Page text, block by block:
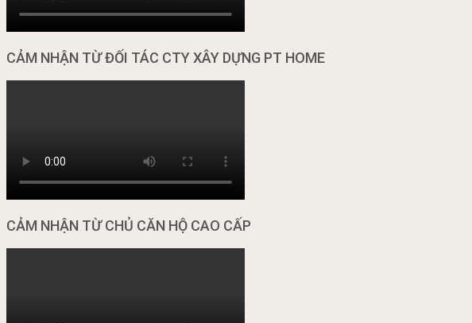
CẢM NHẬN TỪ ĐỐI TÁC CTY XÂY DỰNG PT HOME
CẢM NHẬN TỪ CHỦ CĂN HỘ CAO CẤP